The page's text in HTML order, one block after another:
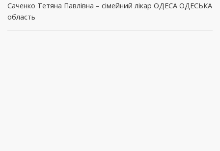
Саченко Тетяна Павлівна – сімейний лікар ОДЕСА ОДЕСЬКА
область